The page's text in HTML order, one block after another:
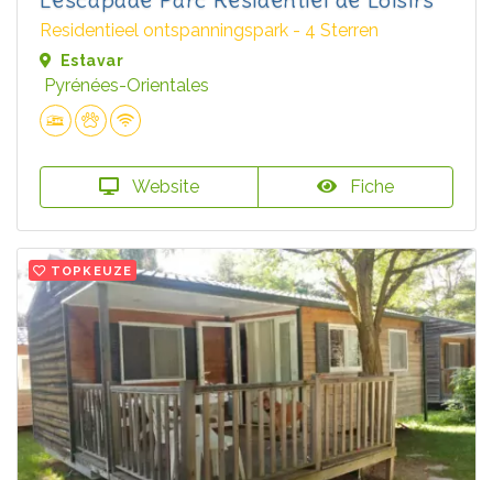
Residentieel ontspanningspark - 4 Sterren
Estavar
Pyrénées-Orientales
Website Fiche
TOPKEUZE